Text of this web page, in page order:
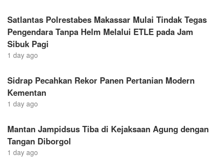
Satlantas Polrestabes Makassar Mulai Tindak Tegas
Pengendara Tanpa Helm Melalui ETLE pada Jam
Sibuk Pagi
1 day ago
Sidrap Pecahkan Rekor Panen Pertanian Modern
Kementan
1 day ago
Mantan Jampidsus Tiba di Kejaksaan Agung dengan
Tangan Diborgol
1 day ago